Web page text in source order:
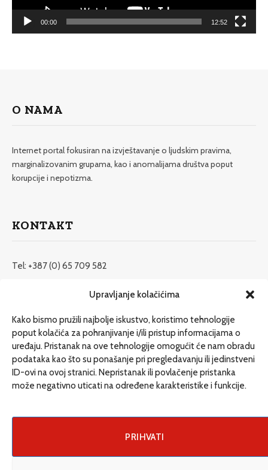
Upravljanje kolačićima
Kako bismo pružili najbolje iskustvo, koristimo tehnologije
poput kolačića za pohranjivanje i/ili pristup informacijama o
uređaju. Pristanak na ove tehnologije omogućit će nam obradu
podataka kao što su ponašanje pri pregledavanju ili jedinstveni
ID-ovi na ovoj stranici. Nepristanak ili povlačenje pristanka
može negativno uticati na određene karakteristike i funkcije.
PRIHVATI
00:00 12:52
O NAMA
Internet portal fokusiran na izvještavanje o ljudskim pravima,
marginalizovanim grupama, kao i anomalijama društva poput
korupcije i nepotizma.
KONTAKT
Tel: +387 (0) 65 709 582
redakcija@etrafika.net
Dosije
Drugi pišu
Društvo